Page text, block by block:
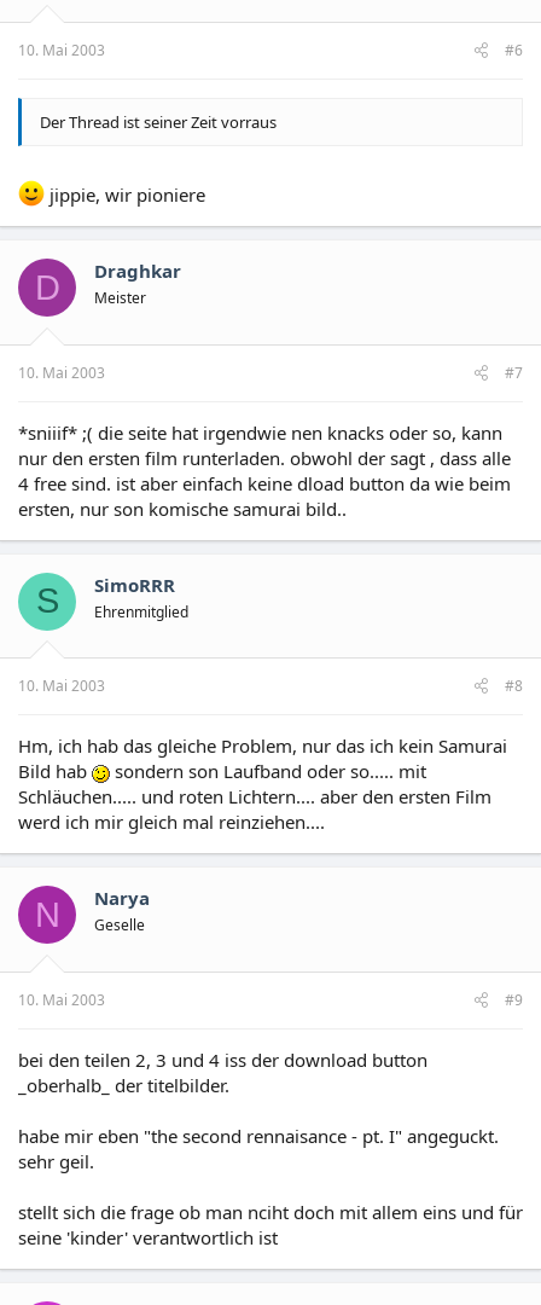
10. Mai 2003 #6
Der Thread ist seiner Zeit vorraus
jippie, wir pioniere
D Draghkar
Meister
10. Mai 2003 #7
*sniiif* ;( die seite hat irgendwie nen knacks oder so, kann
nur den ersten film runterladen. obwohl der sagt , dass alle
4 free sind. ist aber einfach keine dload button da wie beim
ersten, nur son komische samurai bild..
S SimoRRR
Ehrenmitglied
10. Mai 2003 #8
Hm, ich hab das gleiche Problem, nur das ich kein Samurai
Bild hab
sondern son Laufband oder so..... mit
Schläuchen..... und roten Lichtern.... aber den ersten Film
werd ich mir gleich mal reinziehen....
N Narya
Geselle
10. Mai 2003 #9
bei den teilen 2, 3 und 4 iss der download button
_oberhalb_ der titelbilder.
habe mir eben "the second rennaisance - pt. I" angeguckt.
sehr geil.
stellt sich die frage ob man nciht doch mit allem eins und für
seine 'kinder' verantwortlich ist